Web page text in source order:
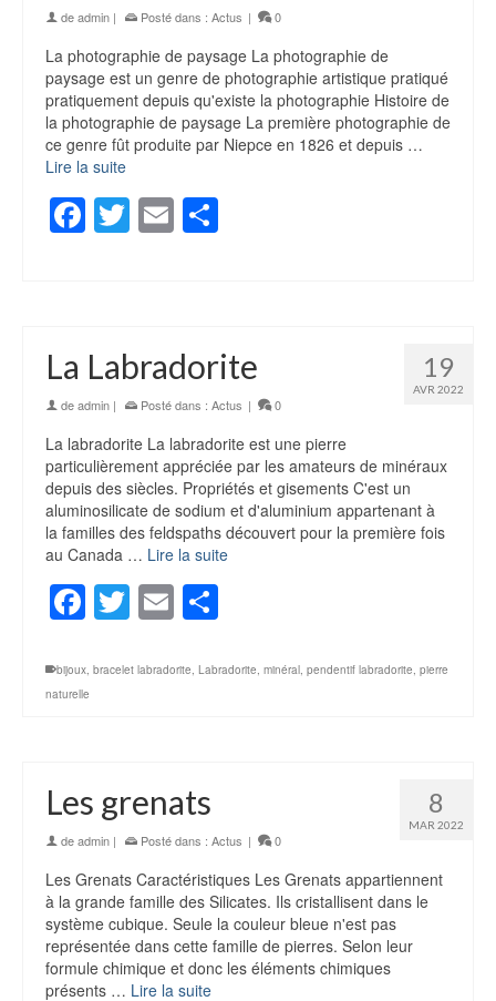
deadmin | Posté dans : Actus | 0
La photographie de paysage La photographie de
paysage est un genre de photographie artistique pratiqué
pratiquement depuis qu'existe la photographie Histoire de
la photographie de paysage La première photographie de
ce genre fût produite par Niepce en 1826 et depuis …
Lire la suite
Facebook
Twitter
Email
19
AVR 2022
La Labradorite
deadmin | Posté dans : Actus | 0
La labradorite La labradorite est une pierre
particulièrement appréciée par les amateurs de minéraux
depuis des siècles. Propriétés et gisements C'est un
aluminosilicate de sodium et d'aluminium appartenant à
la familles des feldspaths découvert pour la première fois
au Canada … Lire la suite
Facebook
Twitter
Email
bijoux, bracelet labradorite, Labradorite, minéral, pendentif labradorite, pierre
naturelle
8
MAR 2022
Les grenats
deadmin | Posté dans : Actus | 0
Les Grenats Caractéristiques Les Grenats appartiennent
à la grande famille des Silicates. Ils cristallisent dans le
système cubique. Seule la couleur bleue n'est pas
représentée dans cette famille de pierres. Selon leur
formule chimique et donc les éléments chimiques
présents … Lire la suite